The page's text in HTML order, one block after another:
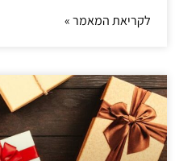
לקריאת המאמר »